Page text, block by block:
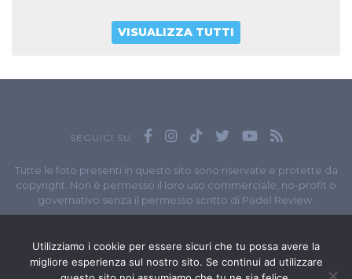
VISUALIZZA TUTTI
SEGUICI SU
Tutte le foto presenti in questo sito sono riservate e protette da
copyright. Non è permesso il loro uso commerciale, no-profit o
governativo senza il permesso scritto di Padel Review.
// P.I. 11965351007
© Copyright 2020-2026 // Web Developer
Utilizziamo i cookie per essere sicuri che tu possa avere la
migliore esperienza sul nostro sito. Se continui ad utilizzare